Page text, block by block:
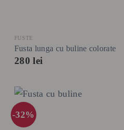
FUSTE
Fusta lunga cu buline colorate
280lei
-32%